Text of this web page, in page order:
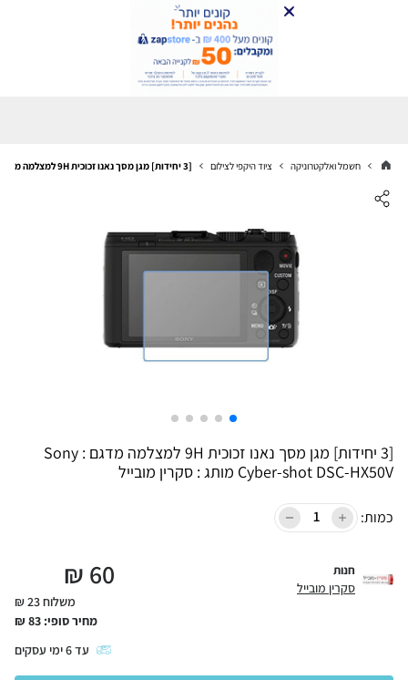
חשמל ואלקטרוניקה ציוד היקפי לצילום [3 יחידות] מגן מסך נאנו זכוכית 9H למצלמה מדגם : Sony Cyber-shot DSC-HX50V מותג : סקרין מובייל
[3 יחידות] מגן מסך נאנו זכוכית 9H למצלמה מדגם : Sony
Cyber-shot DSC-HX50V מותג : סקרין מובייל
כמות:
חנות
סקרין מובייל 60
₪
משלוח 23 ₪
מחיר סופי: 83
₪
עד6ימי עסקים